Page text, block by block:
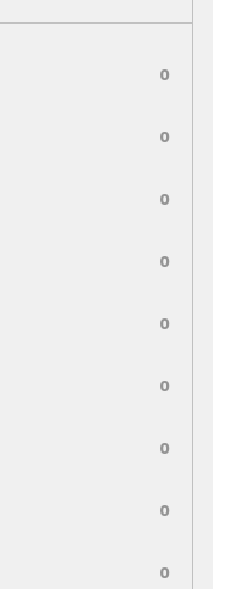
0
0
0
0
0
0
0
0
0